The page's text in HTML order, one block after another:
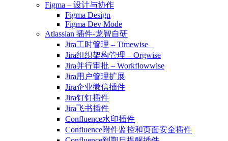
Figma – 设计与协作
Figma Design
Figma Dev Mode
Atlassian 插件-龙智自研
Jira工时管理 – Timewise
Jira组织架构管理 – Orgwise
Jira并行审批 – Workflowwise
Jira用户管理扩展
Jira企业微信插件
Jira钉钉插件
Jira飞书插件
Confluence水印插件
Confluence附件监控和页面安全插件